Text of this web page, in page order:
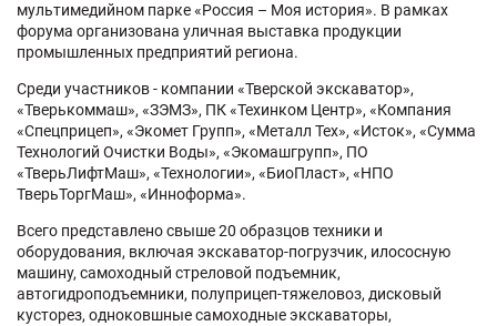
мультимедийном парке «Россия – Моя история». В рамках
форума организована уличная выставка продукции
промышленных предприятий региона.
Среди участников - компании «Тверской экскаватор»,
«Тверькоммаш», «ЗЭМЗ», ПК «Техинком Центр», «Компания
«Спецприцеп», «Экомет Групп», «Металл Тех», «Исток», «Сумма
Технологий Очистки Воды», «Экомашгрупп», ПО
«ТверьЛифтМаш», «Технологии», «БиоПласт», «НПО
ТверьТоргМаш», «Инноформа».
Всего представлено свыше 20 образцов техники и
оборудования, включая экскаватор-погрузчик, илососную
машину, самоходный стреловой подъемник,
автогидроподъемники, полуприцеп-тяжеловоз, дисковый
кусторез, одноковшные самоходные экскаваторы,